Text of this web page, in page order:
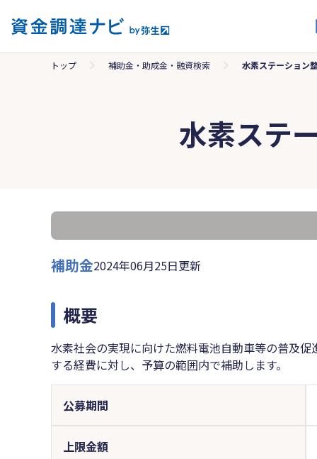
トップ 補助金・助成金・融資検索 水素ステーション
水素ステ
補助金2024年06月25日更新
概要
水素社会の実現に向けた燃料電池自動車等の普及
する経費に対し、予算の範囲内で補助します。
公募期間
上限金額